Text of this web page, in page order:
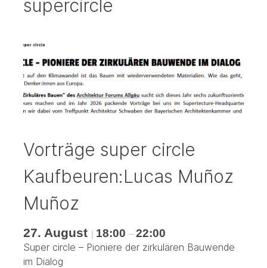
supercircle
Vorträge super circle
Kaufbeuren:Lucas Muñoz
Muñoz
27. August | 18:00 – 22:00
Super circle – Pioniere der zirkulären Bauwende
im Dialog